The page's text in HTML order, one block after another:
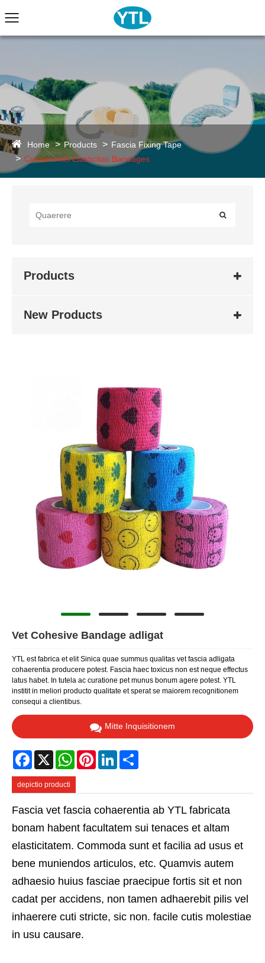
Home Products
Fascia Fixing Tape
Cohaerentis Elasticitas Bandages
Products
New Products
Vet Cohesive Bandage adligat
YTL est fabrica et elit Sinica quae summus qualitas vet fascia adligata
cohaerentia producere potest. Fascia haec toxicus non est neque effectus
latus habet. In tutela ac curatione pet munus bonum agere potest. YTL
institit in meliori producto qualitate et sperat se maiorem recognitionem
consequi a clientibus.
Mitte Inquisitionem
Facebook
X WhatsAppPinterestLinkedIn
depictio producti
Fascia vet fascia cohaerentia ab YTL fabricata
bonam habent facultatem sui tenaces et altam
elasticitatem. Commoda sunt et facilia ad usus et
bene muniendos articulos, etc. Quamvis autem
adhaesio huius fasciae praecipue fortis sit et non
cadat per accidens, non tamen adhaerebit pilis vel
inhaerere cuti stricte, sic non. facile cutis molestiae
in usu causare.